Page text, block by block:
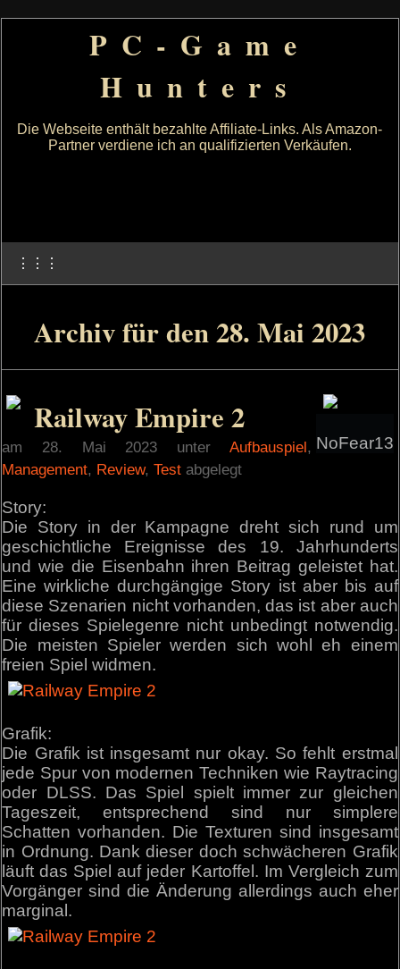
PC-Game
Hunters
Die Webseite enthält bezahlte Affiliate-Links. Als Amazon-
Partner verdiene ich an qualifizierten Verkäufen.
⋮⋮⋮
Archiv für den 28. Mai 2023
NoFear13
Railway Empire 2
am 28. Mai 2023 unter Aufbauspiel,
Management, Review,Test abgelegt
Story:
Die Story in der Kampagne dreht sich rund um
geschichtliche Ereignisse des 19. Jahrhunderts
und wie die Eisenbahn ihren Beitrag geleistet hat.
Eine wirkliche durchgängige Story ist aber bis auf
diese Szenarien nicht vorhanden, das ist aber auch
für dieses Spielegenre nicht unbedingt notwendig.
Die meisten Spieler werden sich wohl eh einem
freien Spiel widmen.
Grafik:
Die Grafik ist insgesamt nur okay. So fehlt erstmal
jede Spur von modernen Techniken wie Raytracing
oder DLSS. Das Spiel spielt immer zur gleichen
Tageszeit, entsprechend sind nur simplere
Schatten vorhanden. Die Texturen sind insgesamt
in Ordnung. Dank dieser doch schwächeren Grafik
läuft das Spiel auf jeder Kartoffel. Im Vergleich zum
Vorgänger sind die Änderung allerdings auch eher
marginal.